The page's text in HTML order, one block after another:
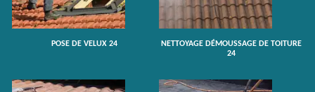
POSE DE VELUX 24
NETTOYAGE DÉMOUSSAGE DE TOITURE
24